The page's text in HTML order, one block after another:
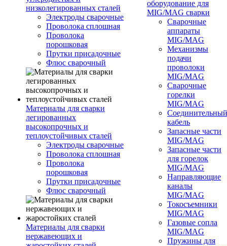
низколегированных сталей
Электроды сварочные
Проволока сплошная
Проволока
порошковая
Прутки присадочные
Флюс сварочный
Материалы для сварки
легированных
высокопрочных и
теплоустойчивых сталей
Электроды сварочные
Проволока сплошная
Проволока
порошковая
Прутки присадочные
Флюс сварочный
Материалы для сварки
нержавеющих и
оборудование для
MIG/MAG сварки
Сварочные
аппараты
MIG/MAG
Механизмы
подачи
проволоки
MIG/MAG
Сварочные
горелки
MIG/MAG
Соединительный
кабель
Запасные части
MIG/MAG
Запасные части
для горелок
MIG/MAG
Направляющие
каналы
MIG/MAG
Токосъемники
MIG/MAG
Газовые сопла
MIG/MAG
Пружины для